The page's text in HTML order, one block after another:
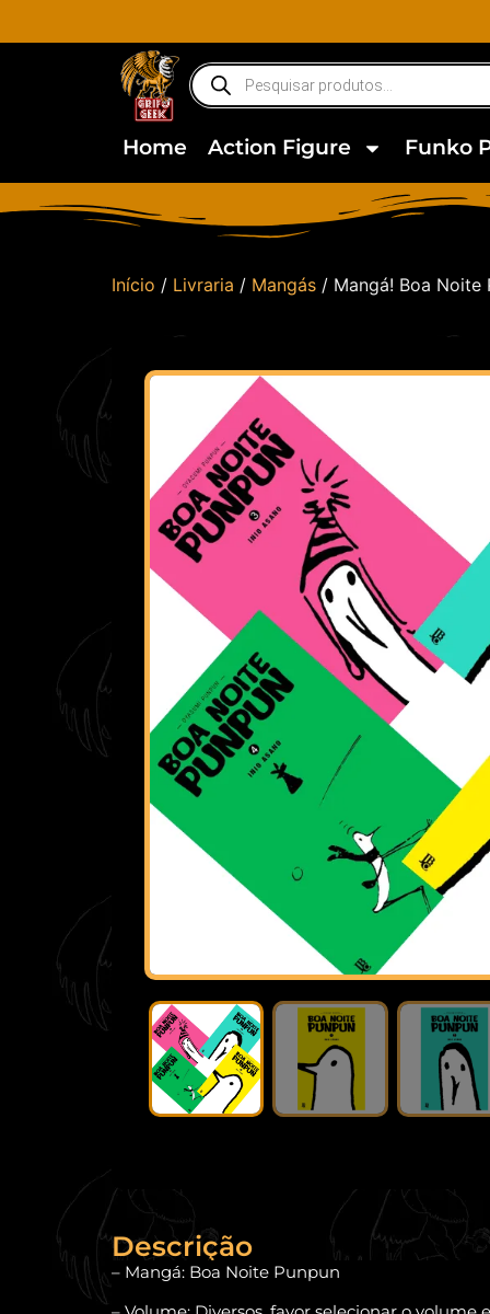
Home Action Figure Funko
Início / Livraria / Mangás / Mangá! Boa Noite
Descrição
– Mangá: Boa Noite Punpun